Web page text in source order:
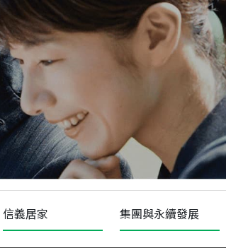
成交
天廈
市四維路
總價
490萬
月 成交
典藏
竹市慈祥路
1,808
信義居家 集團與永續發展